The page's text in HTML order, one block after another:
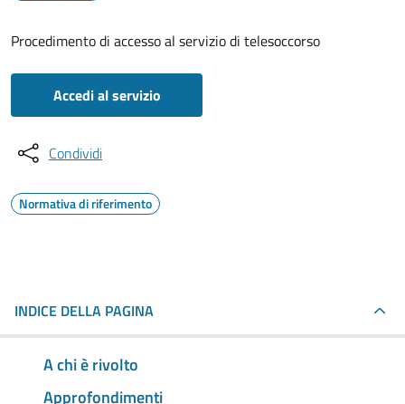
Procedimento di accesso al servizio di telesoccorso
Accedi al servizio
Condividi
Normativa di riferimento
INDICE DELLA PAGINA
A chi è rivolto
Approfondimenti